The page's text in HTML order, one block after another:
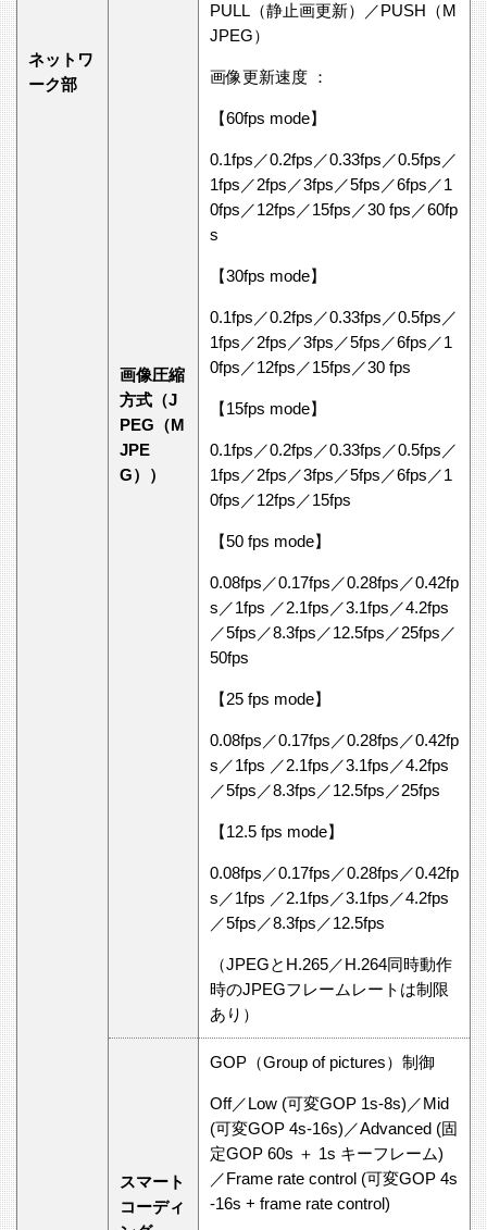
ネットワ
ーク部
画像圧縮
方式（J
PEG（M
JPE
G））
PULL（静止画更新）／PUSH（M
JPEG）
画像更新速度 ：
【60fps mode】
0.1fps／0.2fps／0.33fps／0.5fps／
1fps／2fps／3fps／5fps／6fps／1
0fps／12fps／15fps／30 fps／60fp
s
【30fps mode】
0.1fps／0.2fps／0.33fps／0.5fps／
1fps／2fps／3fps／5fps／6fps／1
0fps／12fps／15fps／30 fps
【15fps mode】
0.1fps／0.2fps／0.33fps／0.5fps／
1fps／2fps／3fps／5fps／6fps／1
0fps／12fps／15fps
【50 fps mode】
0.08fps／0.17fps／0.28fps／0.42fp
s／1fps ／2.1fps／3.1fps／4.2fps
／5fps／8.3fps／12.5fps／25fps／
50fps
【25 fps mode】
0.08fps／0.17fps／0.28fps／0.42fp
s／1fps ／2.1fps／3.1fps／4.2fps
／5fps／8.3fps／12.5fps／25fps
【12.5 fps mode】
0.08fps／0.17fps／0.28fps／0.42fp
s／1fps ／2.1fps／3.1fps／4.2fps
／5fps／8.3fps／12.5fps
（JPEGとH.265／H.264同時動作
時のJPEGフレームレートは制限
あり）
スマート
コーディ
GOP（Group of pictures）制御
Off／Low (可変GOP 1s-8s)／Mid
(可変GOP 4s-16s)／Advanced (固
定GOP 60s ＋ 1s キーフレーム)
／Frame rate control (可変GOP 4s
-16s + frame rate control)